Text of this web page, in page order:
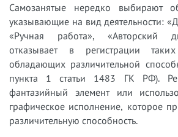
Самозанятые нередко выбирают
указывающие на вид деятельности:
«Ручная работа», «Авторский
отказывает в регистрации
обладающих различительной
пункта 1 статьи 1483 ГК РФ).
фантазийный элемент или
графическое исполнение, которое
различительную способность.